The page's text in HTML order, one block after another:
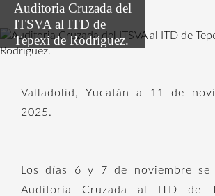
Auditoria Cruzada del
ITSVA al ITD de
Tepexi de Rodríguez.
Valladolid, Yucatán a 11 de
2025.
Los días 6 y 7 de noviembre se
Auditoría Cruzada al ITD de